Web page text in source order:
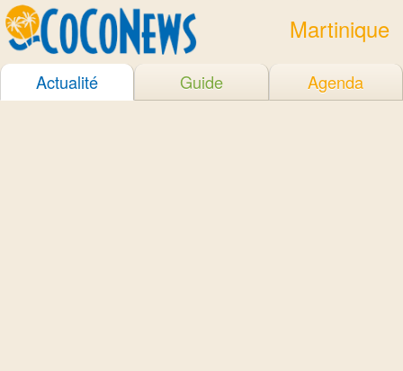
Martinique
Actualité Guide Agenda